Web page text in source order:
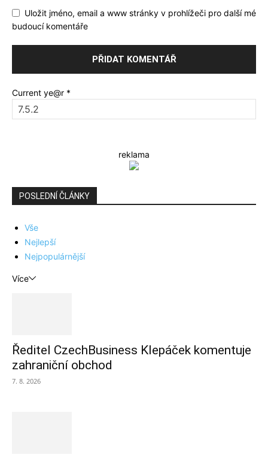
Uložit jméno, email a www stránky v prohlížeči pro další mé
budoucí komentáře
Current ye@r *
reklama
POSLEDNÍ ČLÁNKY
Vše
Nejlepší
Nejpopulárnější
Více
Ředitel CzechBusiness Klepáček komentuje
zahraniční obchod
7. 8. 2026